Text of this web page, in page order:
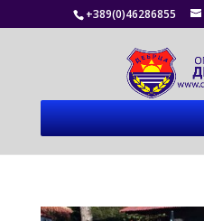
+389(0)46286855